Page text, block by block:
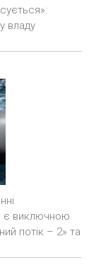
владу
є виключною
потік – 2» та